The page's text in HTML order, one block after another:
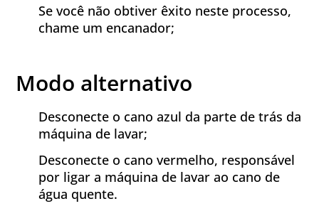
Se você não obtiver êxito neste processo,
chame um encanador;
Modo alternativo
Desconecte o cano azul da parte de trás da
máquina de lavar;
Desconecte o cano vermelho, responsável
por ligar a máquina de lavar ao cano de
água quente.